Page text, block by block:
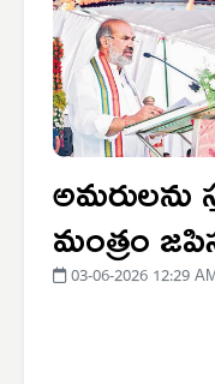
అమరులను
మంత్రం
03-06-2026 12:29